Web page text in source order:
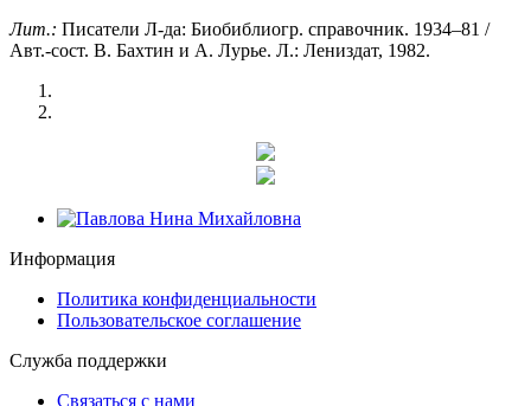
Лит.: Писатели Л-да: Биобиблиогр. справочник. 1934–81 /
Авт.-сост. В. Бахтин и А. Лурье. Л.: Лениздат, 1982.
Информация
Политика конфиденциальности
Пользовательское соглашение
Служба поддержки
Связаться с нами